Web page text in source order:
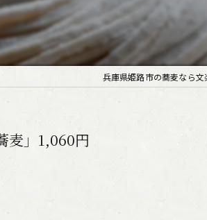
兵庫県姫路市の蕎麦なら
麦」1,060円